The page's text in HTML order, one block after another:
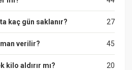
27
kaç gün saklanır?
45
verilir?
20
kilo aldırır mı?